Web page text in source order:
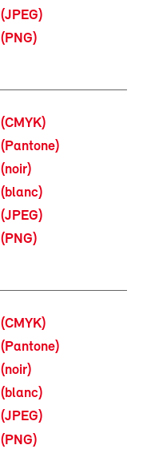
(JPEG)
(PNG)
(CMYK)
(Pantone)
(noir)
(blanc)
(JPEG)
(PNG)
(CMYK)
(Pantone)
(noir)
(blanc)
(JPEG)
(PNG)